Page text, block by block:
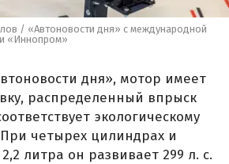
/ «Автоновости дня» с международной
«Иннопром»
дня», мотор имеет
распределенный впрыск
экологическому
При четырех цилиндрах и
литра он развивает 299 л. с.